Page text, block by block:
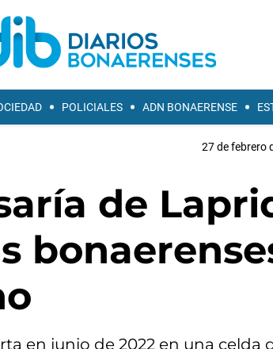
POLICIALES ADN BONAERENSE
27 de febrero
de
en junio de 2022 en una celda